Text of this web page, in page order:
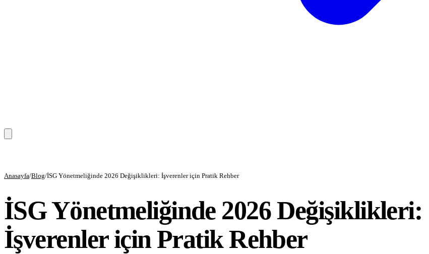
Hizmetler
Eğitim Hizmetleri
Danışmanlık Hizmetleri
Sağlık Hizmetleri
Anasayfa/Blog/İSG Yönetmeliğinde 2026 Değişiklikleri: İşverenler için Pratik Rehber
İSG Yönetmeliğinde 2026 Değişiklikleri:
İşverenler için Pratik Rehber